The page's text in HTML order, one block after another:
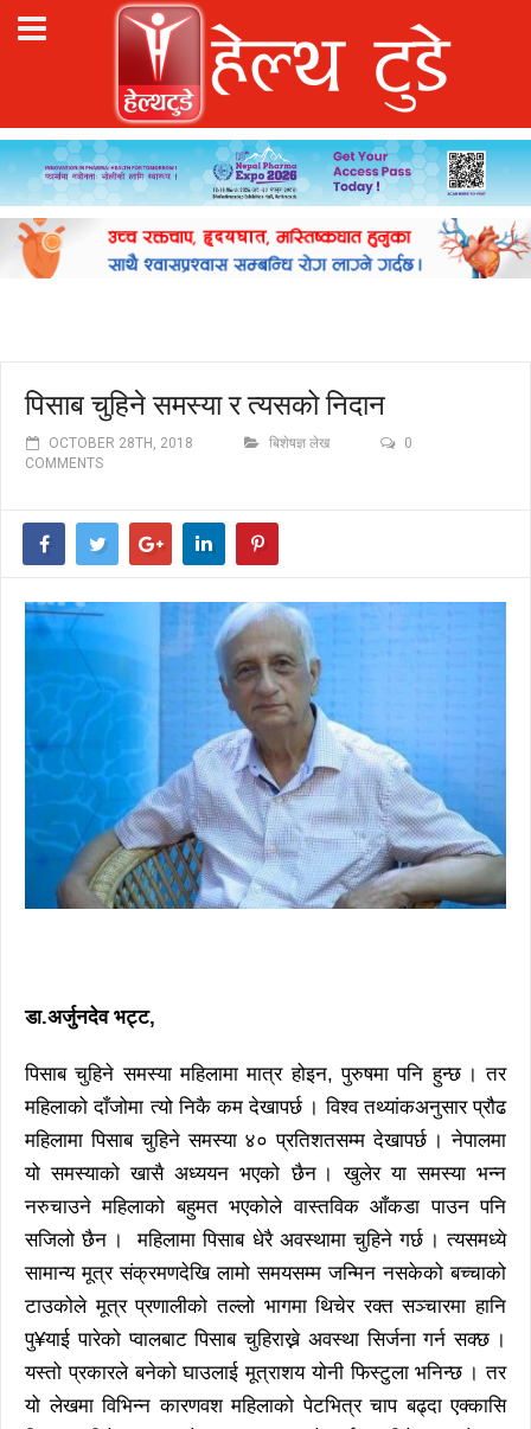
पिसाब चुहिने समस्या र त्यसको निदान
OCTOBER 28TH, 2018 बिशेषज्ञ लेख
0
COMMENTS
डा.अर्जुनदेव भट्ट,
पिसाब चुहिने समस्या महिलामा मात्र होइन, पुरुषमा पनि हुन्छ । तर
महिलाको दाँजोमा त्यो निकै कम देखापर्छ । विश्व तथ्यांकअनुसार प्रौढ
महिलामा पिसाब चुहिने समस्या ४० प्रतिशतसम्म देखापर्छ । नेपालमा
यो समस्याको खासै अध्ययन भएको छैन । खुलेर या समस्या भन्न
नरुचाउने महिलाको बहुमत भएकोले वास्तविक आँकडा पाउन पनि
सजिलो छैन । महिलामा पिसाब धेरै अवस्थामा चुहिने गर्छ । त्यसमध्ये
सामान्य मूत्र संक्रमणदेखि लामो समयसम्म जन्मिन नसकेको बच्चाको
टाउकोले मूत्र प्रणालीको तल्लो भागमा थिचेर रक्त सञ्चारमा हानि
पु¥याई पारेको प्वालबाट पिसाब चुहिराख्ने अवस्था सिर्जना गर्न सक्छ ।
यस्तो प्रकारले बनेको घाउलाई मूत्राशय योनी फिस्टुला भनिन्छ । तर
यो लेखमा विभिन्न कारणवश महिलाको पेटभित्र चाप बढ्दा एक्कासि